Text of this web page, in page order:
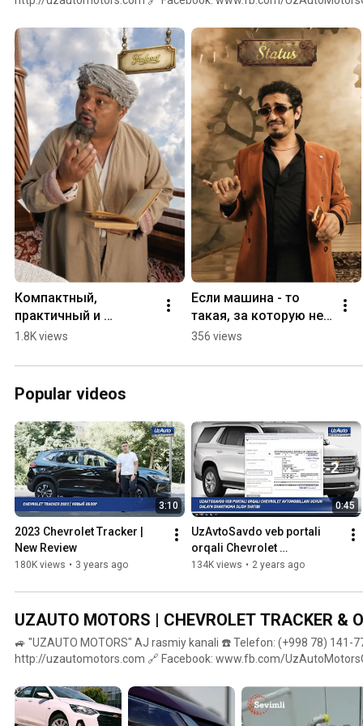
Компактный,
практичный и
проверенный
#chevrolet #damas
#uzauto
1.8K views
Если машина - то
такая, за которую не
стыдно  #chevrolet
356 views
Popular videos
3:10
2023 Chevrolet Tracker |
New Review
180K views • 3 years ago
0:45
UzAvtoSavdo veb portali
orqali Chevrolet
avtomobillari uchun onlayn
134K views • 2 years ago
UZAUTO MOTORS | CHEVROLET TRACKER &
🚙 "UZAUTO MOTORS" AJ rasmiy kanali ☎️ Telefon: (+998 78) 141-
http://uzautomotors.com 🔗 Facebook: www.fb.com/UzAutoMotorsOfficial